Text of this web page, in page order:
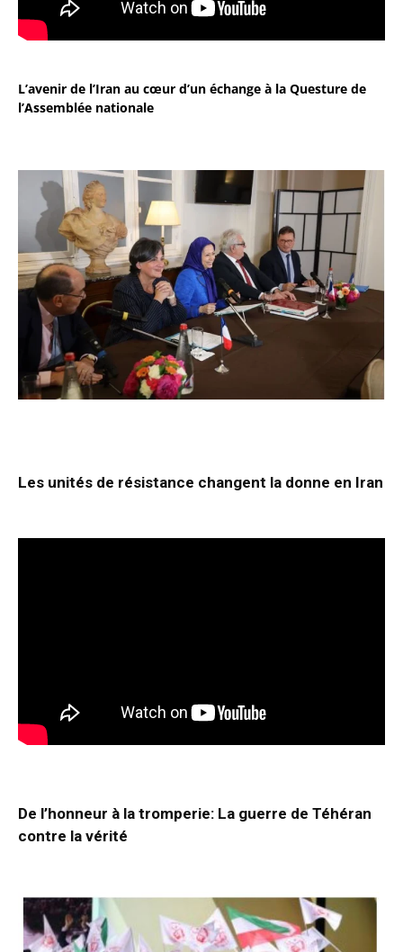
L’avenir de l’Iran au cœur d’un échange à la Questure de
l’Assemblée nationale
Les unités de résistance changent la donne en Iran
De l’honneur à la tromperie: La guerre de Téhéran
contre la vérité